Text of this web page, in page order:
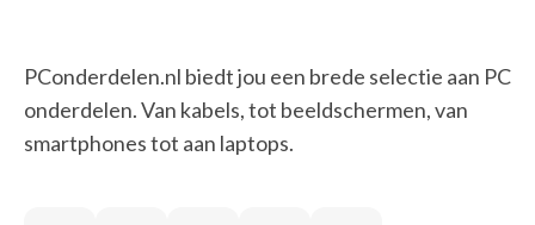
PConderdelen.nl biedt jou een brede selectie aan PC
onderdelen. Van kabels, tot beeldschermen, van
smartphones tot aan laptops.